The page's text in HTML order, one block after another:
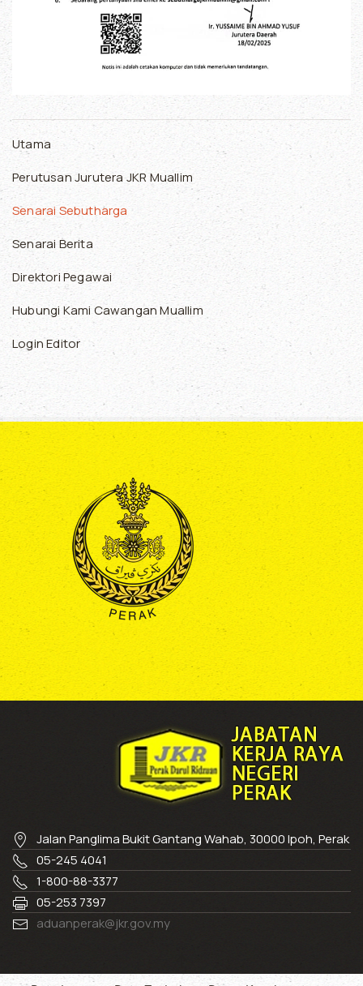
Utama
Perutusan Jurutera JKR Muallim
Senarai Sebutharga
Senarai Berita
Direktori Pegawai
Hubungi Kami Cawangan Muallim
Login Editor
Jalan Panglima Bukit Gantang Wahab, 30000 Ipoh, Perak
05-245 4041
1-800-88-3377
05-253 7397
aduanperak@jkr.gov.my